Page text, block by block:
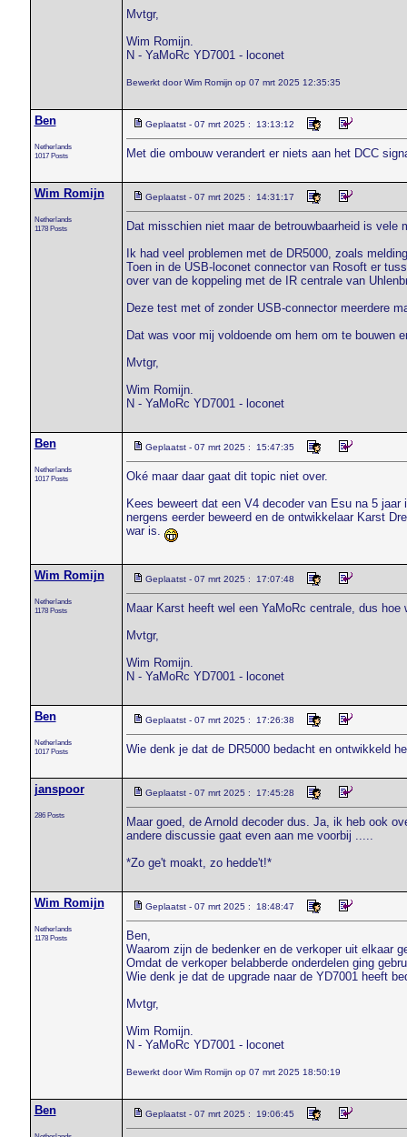
Mvtgr,
Wim Romijn.
N - YaMoRc YD7001 - loconet
Bewerkt door Wim Romijn op 07 mrt 2025 12:35:35
Ben
Netherlands
1017 Posts
Geplaatst - 07 mrt 2025 : 13:13:12
Met die ombouw verandert er niets aan het DCC
Wim Romijn
Netherlands
1178 Posts
Geplaatst - 07 mrt 2025 : 14:31:17
Dat misschien niet maar de betrouwbaarheid is vele
Ik had veel problemen met de DR5000, zoals
Toen in de USB-loconet connector van Rosoft er
over van de koppeling met de IR centrale van
Deze test met of zonder USB-connector meerdere
Dat was voor mij voldoende om hem om te bouwen
Mvtgr,
Wim Romijn.
N - YaMoRc YD7001 - loconet
Ben
Netherlands
1017 Posts
Geplaatst - 07 mrt 2025 : 15:47:35
Oké maar daar gaat dit topic niet over.
Kees beweert dat een V4 decoder van Esu na 5
nergens eerder beweerd en de ontwikkelaar Karst
war is.
Wim Romijn
Netherlands
1178 Posts
Geplaatst - 07 mrt 2025 : 17:07:48
Maar Karst heeft wel een YaMoRc centrale, dus
Mvtgr,
Wim Romijn.
N - YaMoRc YD7001 - loconet
Ben
Netherlands
1017 Posts
Geplaatst - 07 mrt 2025 : 17:26:38
Wie denk je dat de DR5000 bedacht en ontwikkeld
janspoor
286 Posts
Geplaatst - 07 mrt 2025 : 17:45:28
Maar goed, de Arnold decoder dus. Ja, ik heb ook
andere discussie gaat even aan me voorbij .....
*Zo ge't moakt, zo hedde't!*
Wim Romijn
Netherlands
1178 Posts
Geplaatst - 07 mrt 2025 : 18:48:47
Ben,
Waarom zijn de bedenker en de verkoper uit elkaar
Omdat de verkoper belabberde onderdelen ging
Wie denk je dat de upgrade naar de YD7001 heeft
Mvtgr,
Wim Romijn.
N - YaMoRc YD7001 - loconet
Bewerkt door Wim Romijn op 07 mrt 2025 18:50:19
Ben Geplaatst - 07 mrt 2025 : 19:06:45